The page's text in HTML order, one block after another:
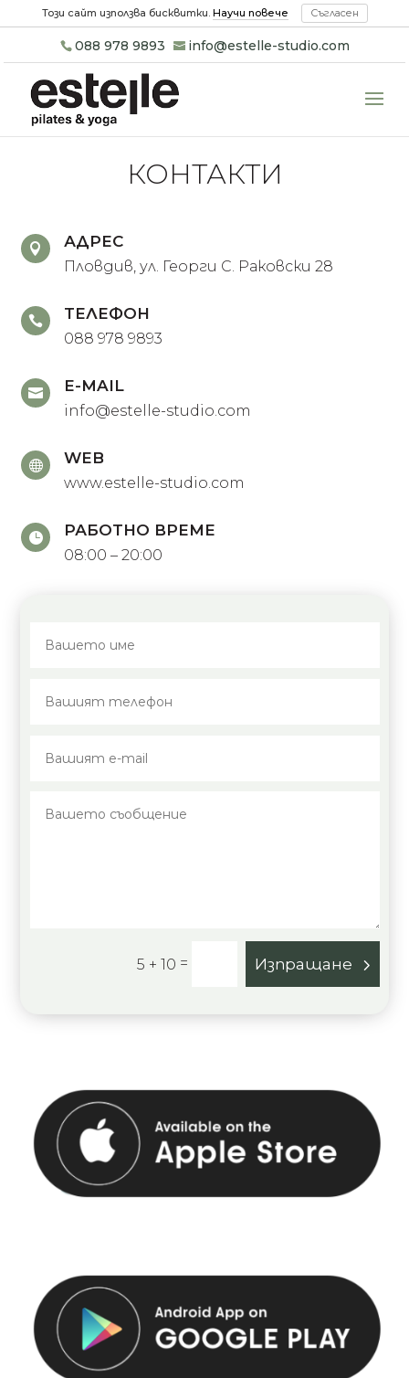
088 978 9893 info@estelle-studio.com
КОНТАКТИ
 АДРЕС
Пловдив, ул. Георги С. Раковски 28
 ТЕЛЕФОН
088 978 9893
 E-MAIL
info@estelle-studio.com
 WEB
www.estelle-studio.com
 РАБОТНО ВРЕМЕ
08:00 – 20:00
5 + 10 = Изпращане
Този сайт използва бисквитки. Научи повече Съгласен